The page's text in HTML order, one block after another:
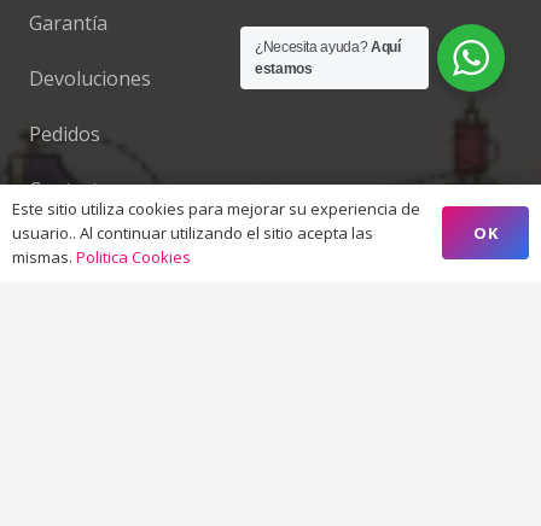
Garantía
Devoluciones
Pedidos
Contacto
Gestor de la tienda
¿Necesita ayuda?Aquí
estamos
Este sitio utiliza cookies para mejorar su experiencia de
usuario.. Al continuar utilizando el sitio acepta las
mismas. Politica Cookies
OK